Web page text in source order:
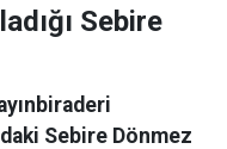
Sebire
Sebire Dönmez